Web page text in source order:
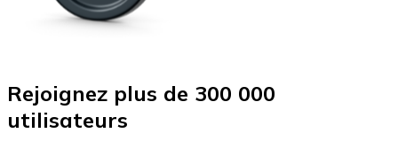
Rejoignez plus de 300 000
utilisateurs